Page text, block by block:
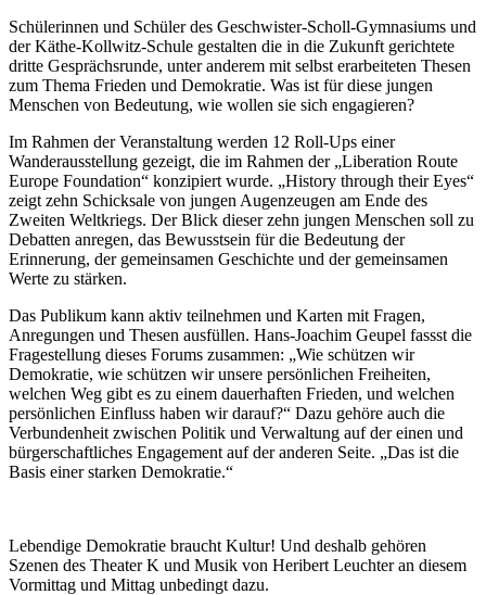
Schülerinnen und Schüler des Geschwister-Scholl-Gymnasiums und
der Käthe-Kollwitz-Schule gestalten die in die Zukunft gerichtete
dritte Gesprächsrunde, unter anderem mit selbst erarbeiteten Thesen
zum Thema Frieden und Demokratie. Was ist für diese jungen
Menschen von Bedeutung, wie wollen sie sich engagieren?
Im Rahmen der Veranstaltung werden 12 Roll-Ups einer
Wanderausstellung gezeigt, die im Rahmen der „Liberation Route
Europe Foundation“ konzipiert wurde. „History through their Eyes“
zeigt zehn Schicksale von jungen Augenzeugen am Ende des
Zweiten Weltkriegs. Der Blick dieser zehn jungen Menschen soll zu
Debatten anregen, das Bewusstsein für die Bedeutung der
Erinnerung, der gemeinsamen Geschichte und der gemeinsamen
Werte zu stärken.
Das Publikum kann aktiv teilnehmen und Karten mit Fragen,
Anregungen und Thesen ausfüllen. Hans-Joachim Geupel fassst die
Fragestellung dieses Forums zusammen: „Wie schützen wir
Demokratie, wie schützen wir unsere persönlichen Freiheiten,
welchen Weg gibt es zu einem dauerhaften Frieden, und welchen
persönlichen Einfluss haben wir darauf?“ Dazu gehöre auch die
Verbundenheit zwischen Politik und Verwaltung auf der einen und
bürgerschaftliches Engagement auf der anderen Seite. „Das ist die
Basis einer starken Demokratie.“
Lebendige Demokratie braucht Kultur! Und deshalb gehören
Szenen des Theater K und Musik von Heribert Leuchter an diesem
Vormittag und Mittag unbedingt dazu.